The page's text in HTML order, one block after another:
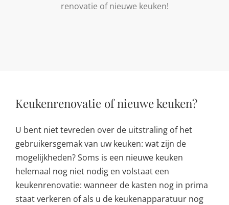
renovatie of nieuwe keuken!
Keukenrenovatie of nieuwe keuken?
U bent niet tevreden over de uitstraling of het
gebruikersgemak van uw keuken: wat zijn de
mogelijkheden? Soms is een nieuwe keuken
helemaal nog niet nodig en volstaat een
keukenrenovatie: wanneer de kasten nog in prima
staat verkeren of als u de keukenapparatuur nog